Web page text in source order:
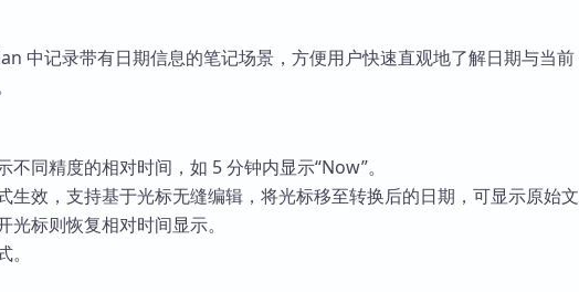
中记录带有日期信息的笔记场景，方便用户快速直观地了解日期与当前
不同精度的相对时间，如 5 分钟内显示“Now”。
生效，支持基于光标无缝编辑，将光标移至转换后的日期，可显示原始文
光标则恢复相对时间显示。